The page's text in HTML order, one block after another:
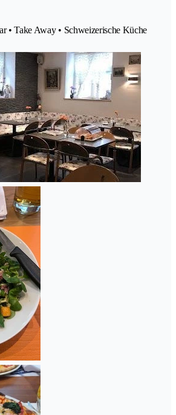
• Take Away • Schweizerische Küche